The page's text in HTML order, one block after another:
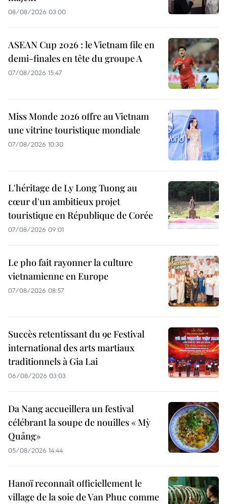
08/08/2026 03:00
ASEAN Cup 2026 : le Vietnam file en
demi-finales en tête du groupe A
07/08/2026 15:47
Miss Monde 2026 offre au Vietnam
une vitrine touristique mondiale
07/08/2026 10:30
L'héritage de Ly Long Tuong au
cœur d'un ambitieux projet
touristique en République de Corée
07/08/2026 09:01
Le pho fait rayonner la culture
vietnamienne en Europe
07/08/2026 08:57
Succès retentissant du 9e Festival
international des arts martiaux
traditionnels à Gia Lai
06/08/2026 03:03
Da Nang accueillera un festival
célébrant la soupe de nouilles « Mỳ
Quảng»
05/08/2026 14:44
Hanoï reconnaît officiellement le
village de la soie de Van Phuc comme